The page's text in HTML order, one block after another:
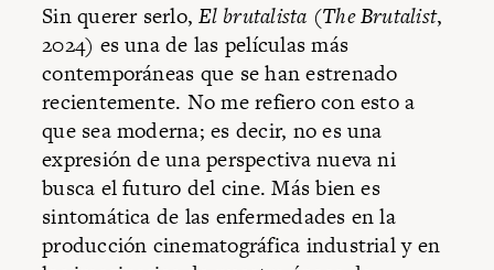
Sin querer serlo,El brutalista (The Brutalist,
2024) es una de las películas más
contemporáneas que se han estrenado
recientemente. No me refiero con esto a
que sea moderna; es decir, no es una
expresión de una perspectiva nueva ni
busca el futuro del cine. Más bien es
sintomática de las enfermedades en la
producción cinematográfica industrial y en